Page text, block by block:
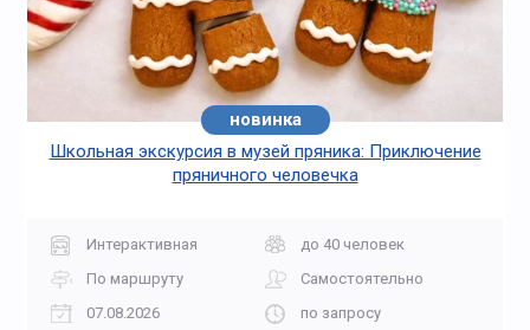
новинка
Школьная экскурсия в музей пряника: Приключение
пряничного человечка
Интерактивная
до 40 человек
По маршруту
Самостоятельно
07.08.2026
по запросу